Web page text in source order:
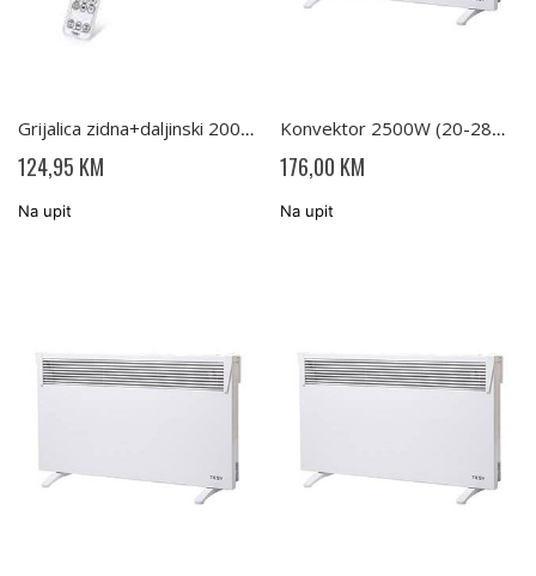
Grijalica zidna+daljinski 2000W HL274W TESY
124,95 KM
Na upit
Konvektor 2500W (20-28m2) IP24 (CN03 250 MIS F) TESY
176,00 KM
Na upit